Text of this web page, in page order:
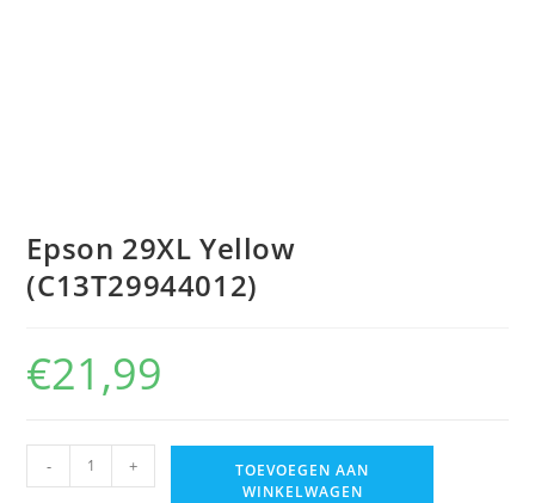
Epson 29XL Yellow
(C13T29944012)
€21,99
- +
TOEVOEGEN AAN
WINKELWAGEN